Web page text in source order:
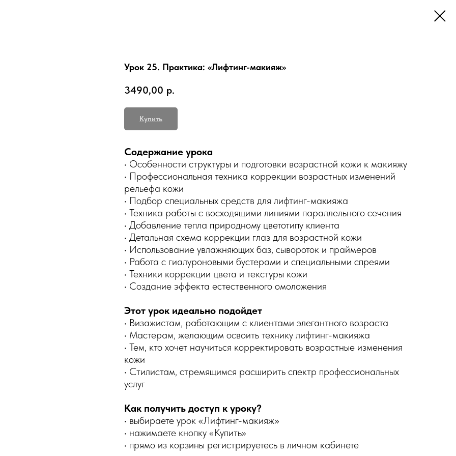
Урок 25. Практика: «Лифтинг-макияж»
3490,00 р.
Купить
Содержание урока
• Особенности структуры и подготовки возрастной кожи к макияжу
• Профессиональная техника коррекции возрастных изменений
рельефа кожи
• Подбор специальных средств для лифтинг-макияжа
• Техника работы с восходящими линиями параллельного сечения
• Добавление тепла природному цветотипу клиента
• Детальная схема коррекции глаз для возрастной кожи
• Использование увлажняющих баз, сывороток и праймеров
• Работа с гиалуроновыми бустерами и специальными спреями
• Техники коррекции цвета и текстуры кожи
• Создание эффекта естественного омоложения
Этот урок идеально подойдет
• Визажистам, работающим с клиентами элегантного возраста
• Мастерам, желающим освоить технику лифтинг-макияжа
• Тем, кто хочет научиться корректировать возрастные изменения
кожи
• Стилистам, стремящимся расширить спектр профессиональных
услуг
Как получить доступ к уроку?
• выбираете урок «Лифтинг-макияж»
• нажимаете кнопку «Купить»
• прямо из корзины регистрируетесь в личном кабинете